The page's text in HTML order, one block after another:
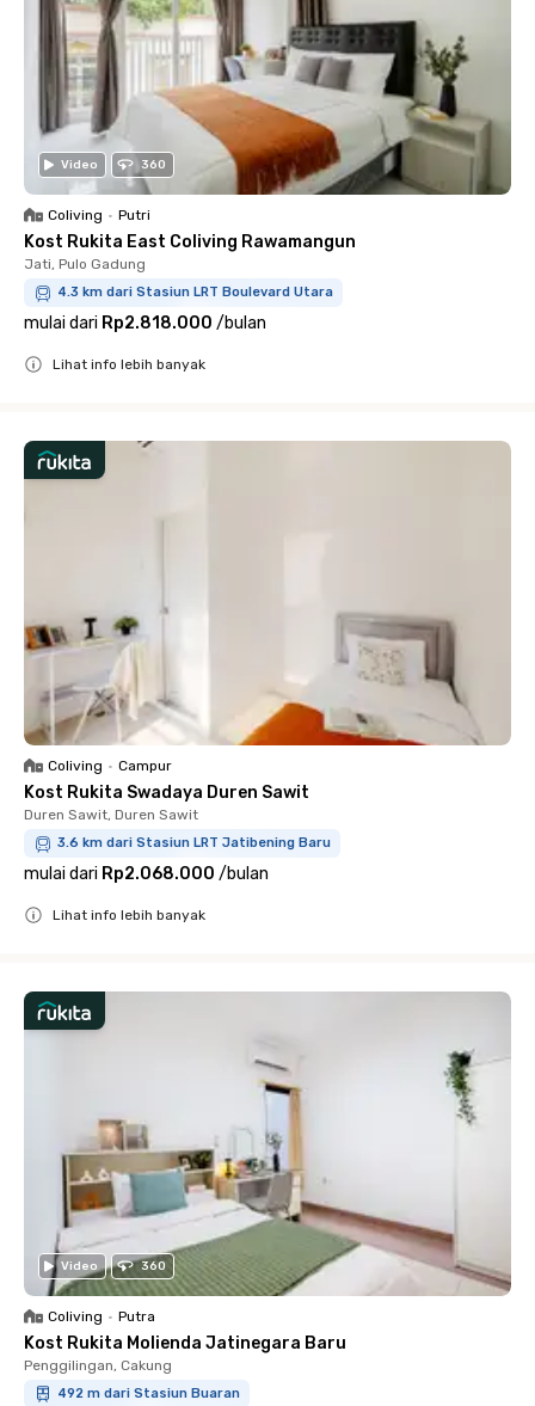
Video 360
Coliving • Putri
Kost Rukita East Coliving Rawamangun
Jati, Pulo Gadung
4.3 km dari Stasiun LRT Boulevard Utara
mulai dari Rp2.818.000 /bulan
Lihat info lebih banyak
Coliving • Campur
Kost Rukita Swadaya Duren Sawit
Duren Sawit, Duren Sawit
3.6 km dari Stasiun LRT Jatibening Baru
mulai dari Rp2.068.000 /bulan
Lihat info lebih banyak
Video 360
Coliving • Putra
Kost Rukita Molienda Jatinegara Baru
Penggilingan, Cakung
492 m dari Stasiun Buaran